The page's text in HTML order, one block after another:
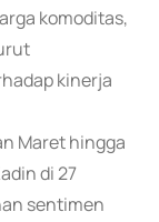
komoditas,
kinerja
Maret hingga
di 27
sentimen